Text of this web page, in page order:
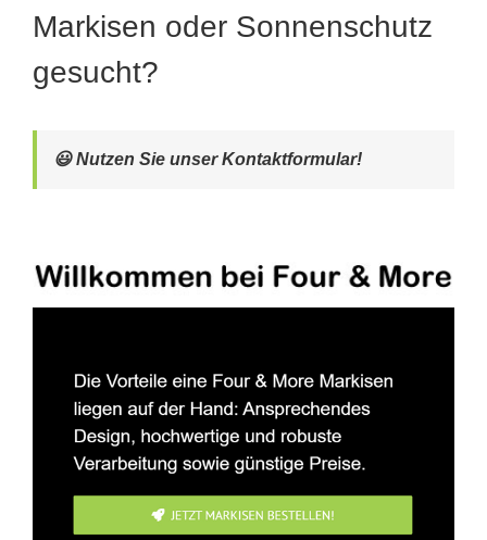
Markisen oder Sonnenschutz
gesucht?
😃 Nutzen Sie unser Kontaktformular!